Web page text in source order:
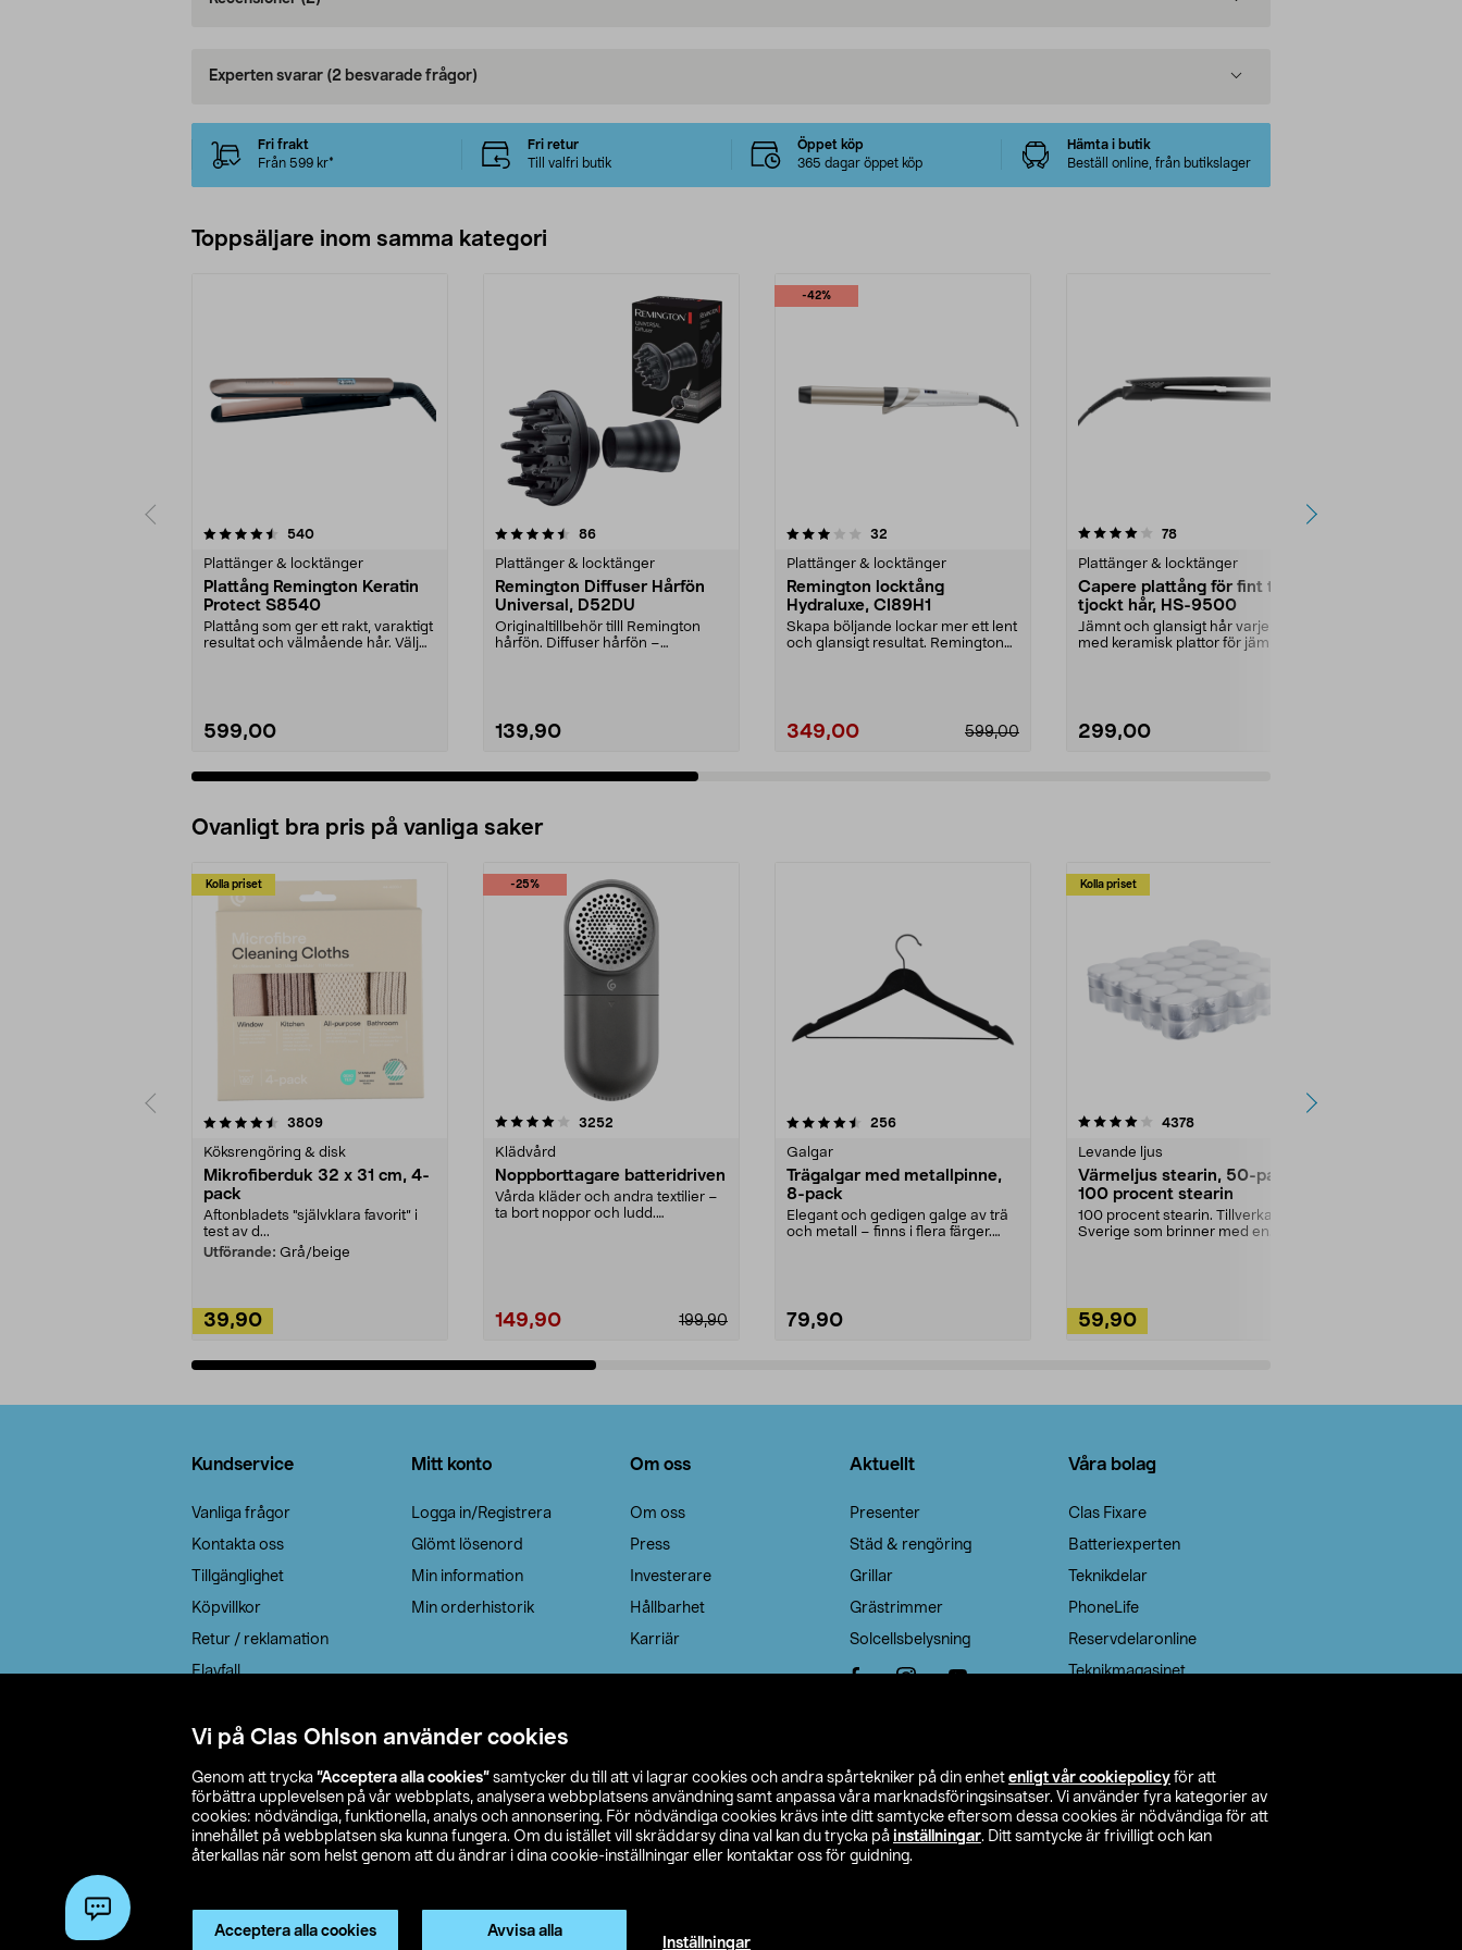
Vi på Clas Ohlson använder cookies
Genom att trycka ”Acceptera alla cookies” samtycker du till att vi lagrar cookies och andra spårtekniker på din enhet enligt vår cookiepolicy för att
förbättra upplevelsen på vår webbplats, analysera webbplatsens användning samt anpassa våra marknadsföringsinsatser. Vi använder fyra kategorier av
cookies: nödvändiga, funktionella, analys och annonsering. För nödvändiga cookies krävs inte ditt samtycke eftersom dessa cookies är nödvändiga för att
innehållet på webbplatsen ska kunna fungera. Om du istället vill skräddarsy dina val kan du trycka på inställningar. Ditt samtycke är frivilligt och kan
återkallas när som helst genom att du ändrar i dina cookie-inställningar eller kontaktar oss för guidning.
Acceptera alla cookies Avvisa alla
Inställningar
Experten svarar (2 besvarade frågor)
Fri frakt
Från 599 kr*
Fri retur
Till valfri butik
Öppet köp
365 dagar öppet köp
Hämta i butik
Beställ online, från butikslager
Toppsäljare inom samma kategori
540recensioner
Plattänger & locktänger
Plattång Remington Keratin
Protect S8540
Plattång som ger ett rakt, varaktigt
resultat och välmående hår. Välj
599,00
4.5 av 5 stjärnor 86recensioner
Plattänger & locktänger
Remington Diffuser Hårfön
Universal, D52DU
Originaltillbehör tilll Remington
hårfön. Diffuser hårfön –
139,90
-42%
3.0 av 5 stjärnor 32
Plattänger & locktänger
Remington locktång
Hydraluxe, CI89H1
Skapa böljande lockar mer ett lent
och glansigt resultat. Remington
349,00 599,00
4.0 av 5 stjärnor 78recensioner
Plattänger & locktänger
Capere plattång för fint till
tjockt hår, HS-9500
Jämnt och glansigt hår varje dag
med keramisk plattor för jämn
299,00
3.5 av 5 stjärnor
Ovanligt bra pris på vanliga saker
Kolla priset
3809recensioner
Köksrengöring & disk
Mikrofiberduk 32 x 31 cm, 4-
pack
Aftonbladets "självklara favorit” i
test av d...
Utförande: Grå/beige
39,90
-25%
4.0av 5 stjärnor 3252
Klädvård
Noppborttagare batteridriven
Vårda kläder och andra textilier –
ta bort noppor och ludd.
199,90
149,90
4.5av 5 stjärnor 256recensioner
Galgar
Trägalgar med metallpinne,
8-pack
Elegant och gedigen galge av trä
och metall – finns i flera färger.
79,90
Kolla priset
4.0av 5 stjärnor 4378recensioner
Levande ljus
Värmeljus stearin, 50-pack,
100 procent stearin
100 procent stearin. Tillverkade i
Sverige som brinner med en
59,90
4.5av 5 stjärnor
Kundservice
Vanliga frågor
Kontakta oss
Tillgänglighet
Köpvillkor
Retur / reklamation
Elavfall
Leveransalternativ
Mitt konto
Logga in/Registrera
Glömt lösenord
Min information
Min orderhistorik
Om oss
Om oss
Press
Investerare
Hållbarhet
Karriär
Aktuellt
Presenter
Städ & rengöring
Grillar
Grästrimmer
Solcellsbelysning
Våra bolag
Clas Fixare
Batteriexperten
Teknikdelar
PhoneLife
Reservdelaronline
Teknikmagasinet